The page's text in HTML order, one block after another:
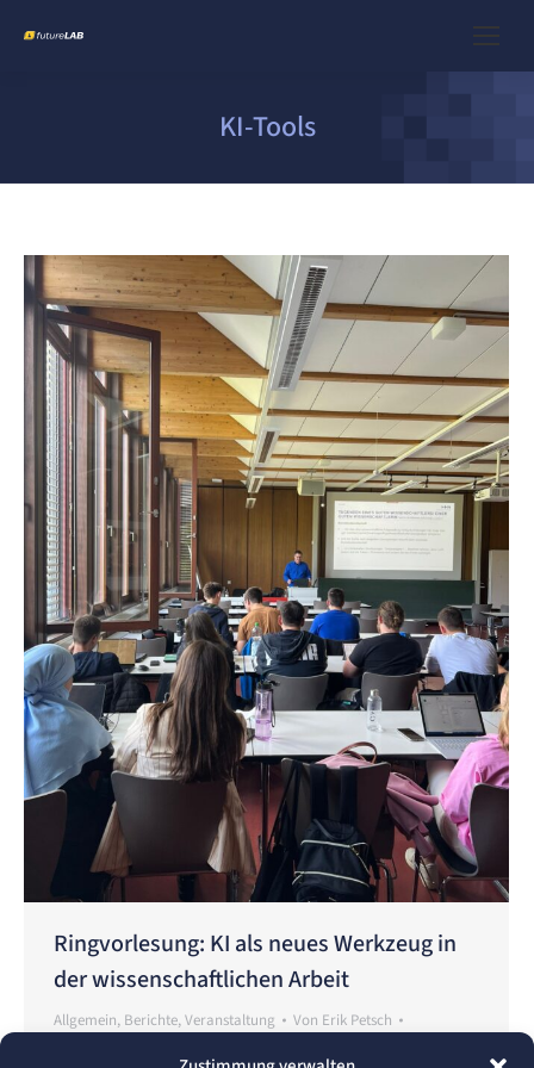
KI-Tools
Ringvorlesung: KI als neues Werkzeug in
der wissenschaftlichen Arbeit
Allgemein, Berichte,Veranstaltung Von Erik Petsch